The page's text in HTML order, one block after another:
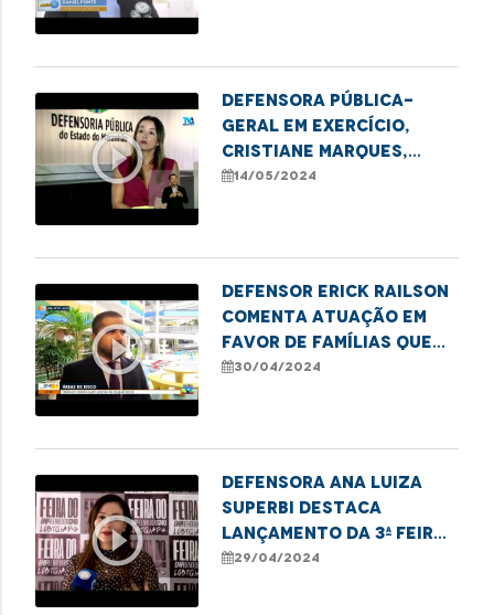
play_circle_outline
Defensora Pública-
Geral em exercício,
Cristiane Marques,
destaca lei que exige a
identificação paterna
14/05/2024
play_circle_outline
Defensor Erick Railson
comenta atuação em
favor de famílias que
residem em áreas de
30/04/2024
play_circle_outline
Defensora Ana Luiza
Superbi destaca
lançamento da 3ª Feira
de Empreendedorismo
29/04/2024